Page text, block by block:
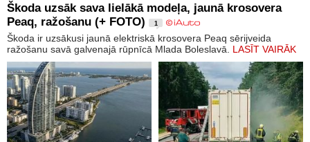
Škoda uzsāk sava lielākā modeļa, jaunā krosovera
Peaq, ražošanu (+ FOTO)
1
Škoda ir uzsākusi jaunā elektriskā krosovera Peaq sērijveida
ražošanu savā galvenajā rūpnīcā Mlada Boleslavā. LASĪT VAIRĀK